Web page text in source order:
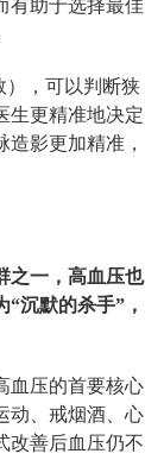
有助于选择最佳
），可以判断狭
生更精准地决定
影更加精准，
之一，高血压也
沉默的杀手”，
血压的首要核心
动、戒烟酒、心
改善后血压仍不